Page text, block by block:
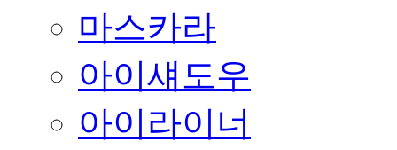
마스카라
아이섀도우
아이라이너